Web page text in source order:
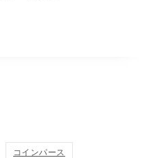
コインパース